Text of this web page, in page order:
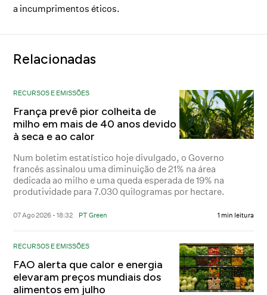
a incumprimentos éticos.
Relacionadas
RECURSOS E EMISSÕES
França prevê pior colheita de
milho em mais de 40 anos devido
à seca e ao calor
Num boletim estatístico hoje divulgado, o Governo
francês assinalou uma diminuição de 21% na área
dedicada ao milho e uma queda esperada de 19% na
produtividade para 7.030 quilogramas por hectare.
07 Ago 2026 - 18:32 PT Green 1 min leitura
RECURSOS E EMISSÕES
FAO alerta que calor e energia
elevaram preços mundiais dos
alimentos em julho